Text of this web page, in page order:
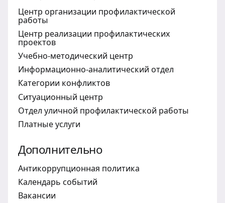
Центр организации профилактической
работы
Центр реализации профилактических
проектов
Учебно-методический центр
Информационно-аналитический отдел
Категории конфликтов
Ситуационный центр
Отдел уличной профилактической работы
Платные услуги
Дополнительно
Антикоррупционная политика
Календарь событий
Вакансии